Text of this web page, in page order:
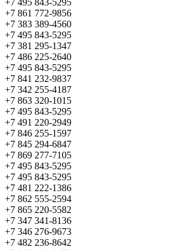
+7 495 843-5295
+7 861 772-9856
+7 383 389-4560
+7 495 843-5295
+7 381 295-1347
+7 486 225-2640
+7 495 843-5295
+7 841 232-9837
+7 342 255-4187
+7 863 320-1015
+7 495 843-5295
+7 491 220-2949
+7 846 255-1597
+7 845 294-6847
+7 869 277-7105
+7 495 843-5295
+7 495 843-5295
+7 481 222-1386
+7 862 555-2594
+7 865 220-5582
+7 347 341-8136
+7 346 276-9673
+7 482 236-8642